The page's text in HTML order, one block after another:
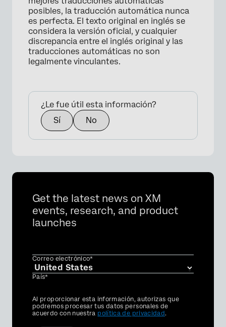
posibles, la traducción automática nunca
es perfecta. El texto original en inglés se
considera la versión oficial, y cualquier
discrepancia entre el inglés original y las
traducciones automáticas no son
legalmente vinculantes.
¿Le fue útil esta información?
Sí
No
Get the latest news on XM
events, research, and product
launches
Correo electrónico*
País*
Privacy
Optin
Al proporcionar esta información, autorizas que
podremos procesar tus datos personales de
acuerdo con nuestra política de privacidad.